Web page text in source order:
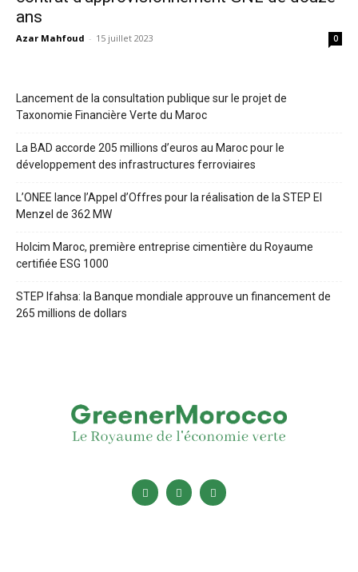
ans
Azar Mahfoud - 15 juillet 2023 0
Lancement de la consultation publique sur le projet de
Taxonomie Financière Verte du Maroc
La BAD accorde 205 millions d’euros au Maroc pour le
développement des infrastructures ferroviaires
L’ONEE lance l’Appel d’Offres pour la réalisation de la STEP El
Menzel de 362 MW
Holcim Maroc, première entreprise cimentière du Royaume
certifiée ESG 1000
STEP Ifahsa: la Banque mondiale approuve un financement de
265 millions de dollars